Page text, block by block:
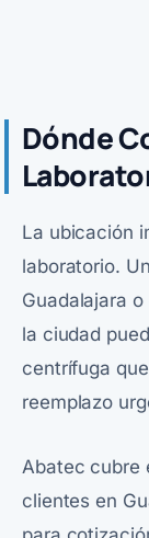
Dónde
La ubicación
laboratorio.
Guadalajara
la ciudad
centrífuga
reemplazo
Abatec cubre
clientes en